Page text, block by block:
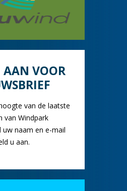
AAN VOOR
van de laatste
van Windpark
uw naam en e-mail
u aan.